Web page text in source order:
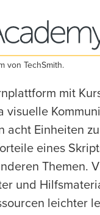
von TechSmith.
mit
visuelle
acht Einheiten
eines
Themen.
und
leichter